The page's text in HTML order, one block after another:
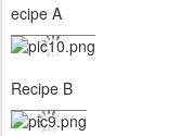
ecipe A
Recipe B